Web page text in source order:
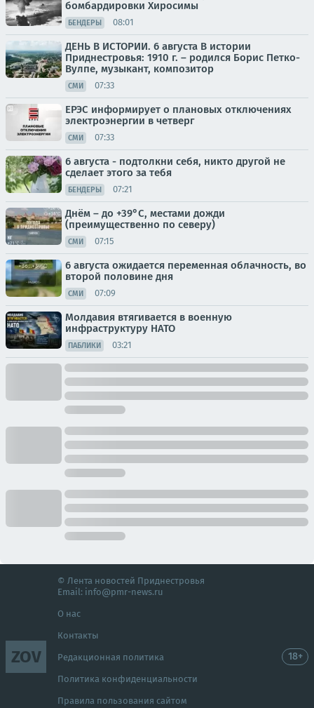
бомбардировки Хиросимы
БЕНДЕРЫ 08:01
ДЕНЬ В ИСТОРИИ. 6 августа В истории
Приднестровья: 1910 г. – родился Борис Петко-
Вулпе, музыкант, композитор
СМИ 07:33
ЕРЭС информирует о плановых отключениях
электроэнергии в четверг
СМИ 07:33
6 августа - подтолкни себя, никто другой не
сделает этого за тебя
БЕНДЕРЫ 07:21
Днём – до +39°С, местами дожди
(преимущественно по северу)
СМИ 07:15
6 августа ожидается переменная облачность, во
второй половине дня
СМИ 07:09
Молдавия втягивается в военную
инфраструктуру НАТО
ПАБЛИКИ 03:21
ZOV
© Лента новостей Приднестровья
Email: info@pmr-news.ru
О нас
Контакты
Редакционная политика
Политика конфиденциальности
Правила пользования сайтом
18+